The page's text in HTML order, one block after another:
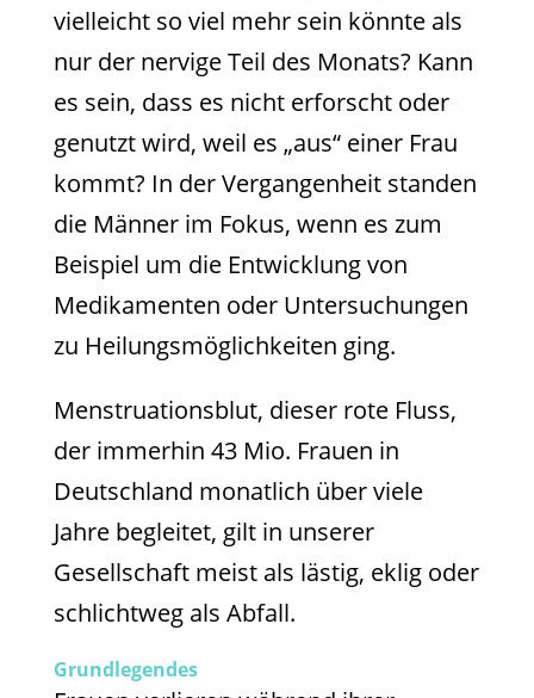
vielleicht so viel mehr sein könnte als
nur der nervige Teil des Monats? Kann
es sein, dass es nicht erforscht oder
genutzt wird, weil es „aus“ einer Frau
kommt? In der Vergangenheit standen
die Männer im Fokus, wenn es zum
Beispiel um die Entwicklung von
Medikamenten oder Untersuchungen
zu Heilungsmöglichkeiten ging.
Menstruationsblut, dieser rote Fluss,
der immerhin 43 Mio. Frauen in
Deutschland monatlich über viele
Jahre begleitet, gilt in unserer
Gesellschaft meist als lästig, eklig oder
schlichtweg als Abfall.
Grundlegendes